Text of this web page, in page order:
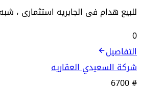
للبيع هدام فى الجابريه استثمارى ، شبه خالى شرط الاخلاء ،
0
التفاصيل
شركة السعيدي العقاريه
6700#